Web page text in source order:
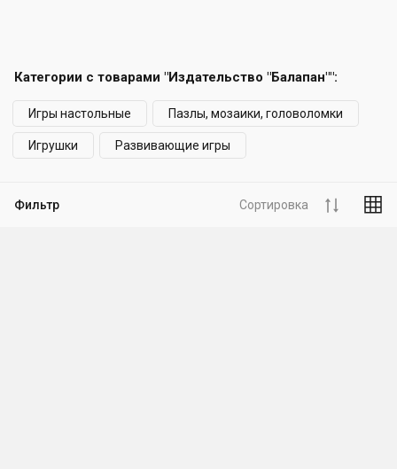
Категории с товарами "Издательство "Балапан"":
Игры настольные Пазлы, мозаики, головоломки
Игрушки Развивающие игры
Фильтр Сортировка